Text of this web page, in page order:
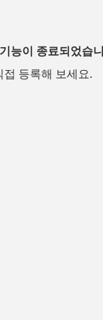
능이 종료되었습
등록해 보세요.